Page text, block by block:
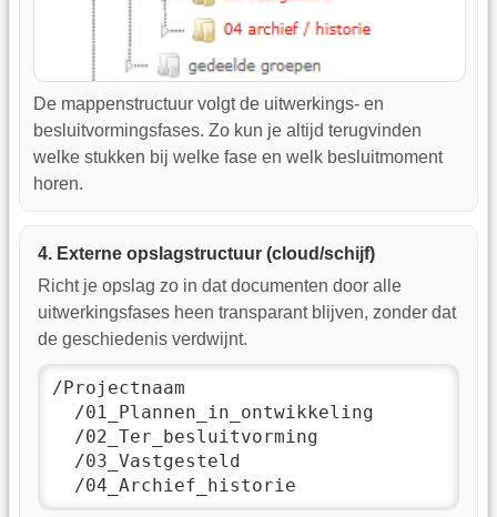
De mappenstructuur volgt de uitwerkings- en
besluitvormingsfases. Zo kun je altijd terugvinden
welke stukken bij welke fase en welk besluitmoment
horen.
4. Externe opslagstructuur (cloud/schijf)
Richt je opslag zo in dat documenten door alle
uitwerkingsfases heen transparant blijven, zonder dat
de geschiedenis verdwijnt.
/Projectnaam
  /01_Plannen_in_ontwikkeling
  /02_Ter_besluitvorming
  /03_Vastgesteld
  /04_Archief_historie